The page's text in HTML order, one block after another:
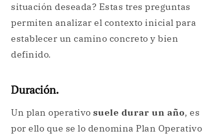
situación deseada? Estas tres preguntas
permiten analizar el contexto inicial para
establecer un camino concreto y bien
definido.
Duración.
Un plan operativo suele durar un año, es
por ello que se lo denomina Plan Operativo